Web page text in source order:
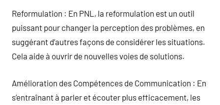
Reformulation : En PNL, la reformulation est un outil
puissant pour changer la perception des problèmes, en
suggérant d’autres façons de considérer les situations.
Cela aide à ouvrir de nouvelles voies de solutions.
Amélioration des Compétences de Communication : En
s’entraînant à parler et écouter plus efficacement, les